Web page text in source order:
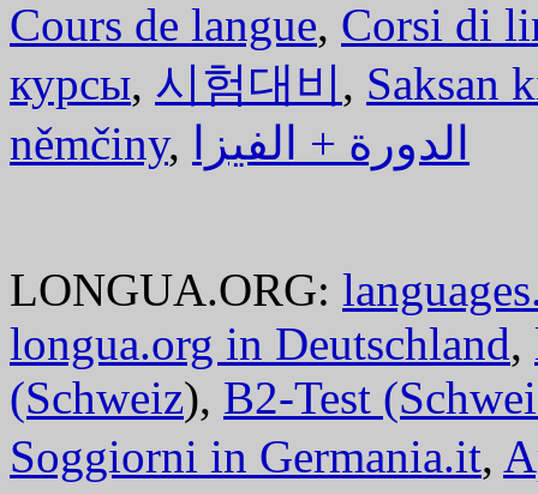
Cours de langue, Corsi di
курсы, 시험대비, Saksan
němčiny, الدورة + الفيزا
LONGUA.ORG:
longua.org in Deutschland,
(Schweiz), B2-Test
Soggiorni in Germania.it,